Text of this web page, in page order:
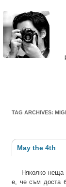
TAG ARCHIVES:
May the 4th
Няколко
е, че съм доста